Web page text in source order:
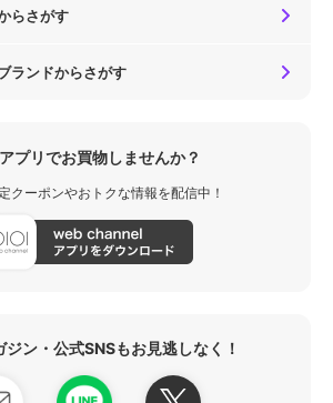
らさがす
ランドからさがす
プリでお買物しませんか？
クーポンやおトクな情報を配信中！
ジン・公式SNSもお見逃しなく！